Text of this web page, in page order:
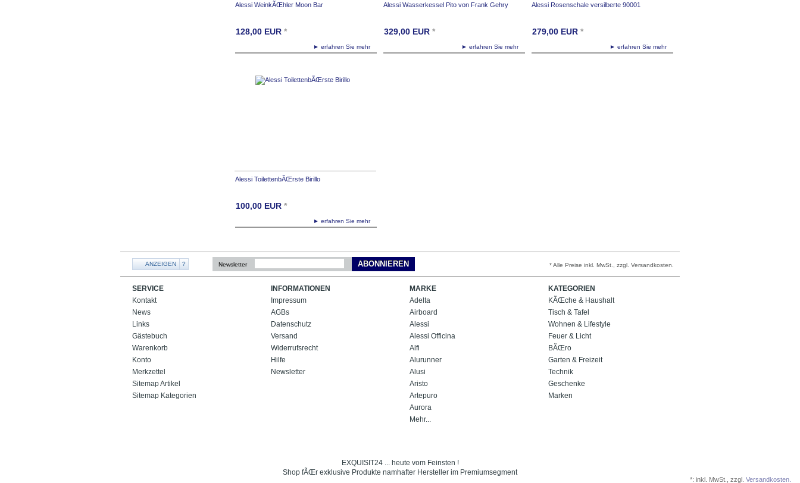
Alessi WeinkÃŒhler Moon Bar
► erfahren Sie mehr
128,00 EUR *
Alessi Wasserkessel Pito von Frank Gehry
► erfahren Sie mehr
329,00 EUR *
Alessi Rosenschale versilberte 90001
► erfahren Sie mehr
279,00 EUR *
Alessi ToilettenbÃŒrste Birillo
► erfahren Sie mehr
100,00 EUR *
ANZEIGEN ? Newsletter ABONNIEREN * Alle Preise inkl. MwSt., zzgl. Versandkosten.
SERVICE
Kontakt
News
Links
Gästebuch
Warenkorb
Konto
Merkzettel
Sitemap Artikel
Sitemap Kategorien
INFORMATIONEN
Impressum
AGBs
Datenschutz
Versand
Widerrufsrecht
Hilfe
Newsletter
MARKE
Adelta
Airboard
Alessi
Alessi Officina
Alfi
Alurunner
Alusi
Aristo
Artepuro
Aurora
Mehr...
KATEGORIEN
KÃŒche & Haushalt
Tisch & Tafel
Wohnen & Lifestyle
Feuer & Licht
BÃŒro
Garten & Freizeit
Technik
Geschenke
Marken
EXQUISIT24 ... heute vom Feinsten !
Shop fÃŒr exklusive Produkte namhafter Hersteller im Premiumsegment
*: inkl. MwSt., zzgl. Versandkosten.